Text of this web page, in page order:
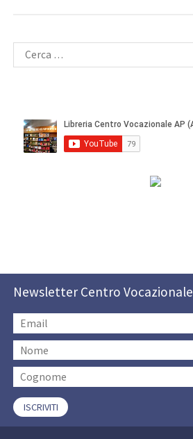
Ricerca
per:
Newsletter Centro Vocazionale